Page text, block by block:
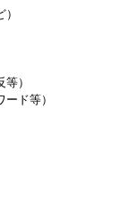
）
ド等）